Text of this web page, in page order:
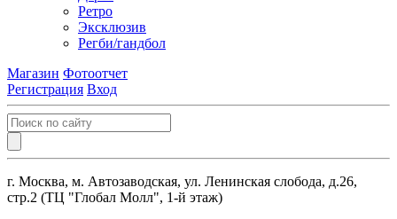
Ретро
Эксклюзив
Регби/гандбол
Магазин Фотоотчет
Регистрация Вход
г. Москва, м. Автозаводская, ул. Ленинская слобода, д.26,
стр.2 (ТЦ "Глобал Молл", 1-й этаж)